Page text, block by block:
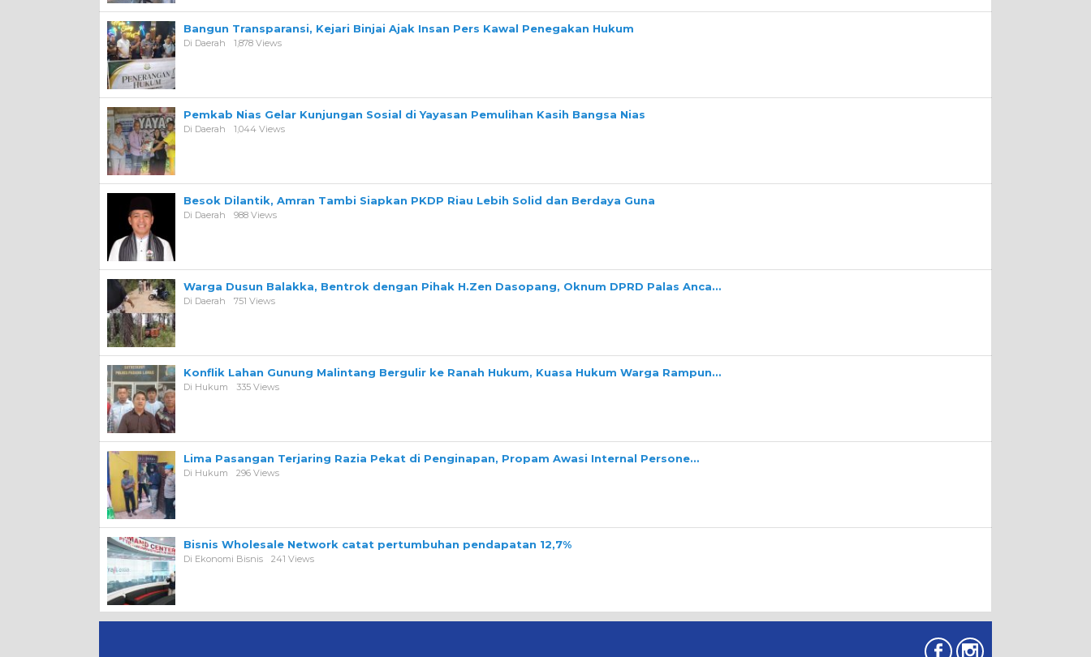
Bangun Transparansi, Kejari Binjai Ajak Insan Pers Kawal Penegakan Hukum
Di Daerah 1,878 Views
Pemkab Nias Gelar Kunjungan Sosial di Yayasan Pemulihan Kasih Bangsa Nias
Di Daerah 1,044 Views
Besok Dilantik, Amran Tambi Siapkan PKDP Riau Lebih Solid dan Berdaya Guna
Di Daerah 988 Views
Warga Dusun Balakka, Bentrok dengan Pihak H.Zen Dasopang, Oknum DPRD Palas Anca…
Di Daerah 751 Views
Konflik Lahan Gunung Malintang Bergulir ke Ranah Hukum, Kuasa Hukum Warga Rampun…
Di Hukum 335 Views
Lima Pasangan Terjaring Razia Pekat di Penginapan, Propam Awasi Internal Persone…
Di Hukum 296 Views
Bisnis Wholesale Network catat pertumbuhan pendapatan 12,7%
Di Ekonomi Bisnis 241 Views